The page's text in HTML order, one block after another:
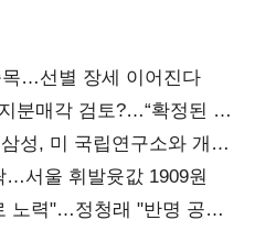
…선별 장세 이어진다
분매각 검토?…“확정된 바
성, 미 국립연구소와 개발
…서울 휘발윳값 1909원
노력"…정청래 "반명 공세